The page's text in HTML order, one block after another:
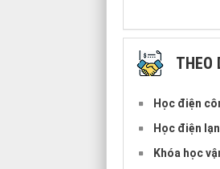
THEO
Học điện
Học điện
Khóa học